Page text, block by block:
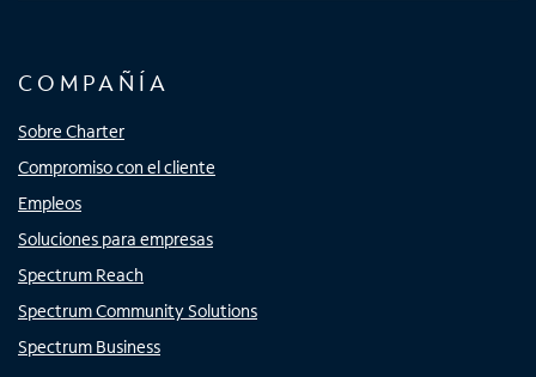
COMPAÑÍA
Sobre Charter
Compromiso con el cliente
Empleos
Soluciones para empresas
Spectrum Reach
Spectrum Community Solutions
Spectrum Business